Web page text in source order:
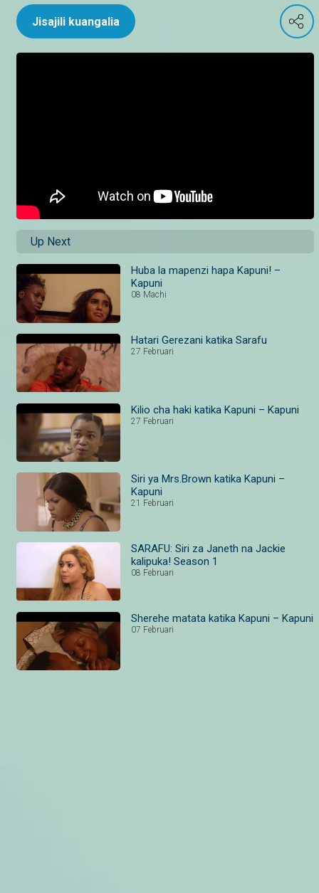
Jisajili kuangalia
Up Next
Huba la mapenzi hapa Kapuni! –
Kapuni
08 Machi
Hatari Gerezani katika Sarafu
27 Februari
Kilio cha haki katika Kapuni – Kapuni
27 Februari
Siri ya Mrs.Brown katika Kapuni –
Kapuni
21 Februari
SARAFU: Siri za Janeth na Jackie
kalipuka! Season 1
08 Februari
Sherehe matata katika Kapuni – Kapuni
07 Februari